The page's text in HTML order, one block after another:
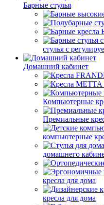
Барные стулья
стулья с
Домашний кабинет
Компьютерные
Премиальные
компьютерные
домашнего
кресла для дома
кресла для дома